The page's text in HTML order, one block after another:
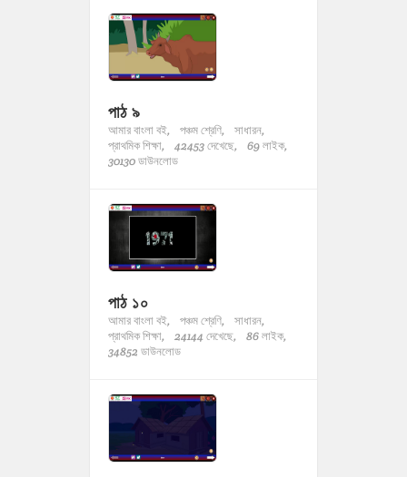
পাঠ ৯
আমার বাংলা বই, পঞ্চম শ্রেণি,
সাধারন,
প্রাথমিক শিক্ষা,
42453 দেখেছে,
69 লাইক,
30130 ডাউনলোড
পাঠ ১০
আমার বাংলা বই, পঞ্চম শ্রেণি,
সাধারন,
প্রাথমিক শিক্ষা,
24144 দেখেছে,
86 লাইক,
34852 ডাউনলোড